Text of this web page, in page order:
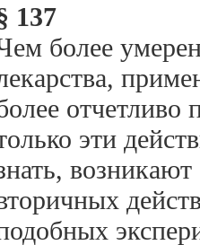
137
более
отчетливо
эти